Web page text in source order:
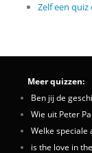
Zelf een
Meer quizzen:
Ben jij de
Wie uit Peter
Welke speciale
is the love in